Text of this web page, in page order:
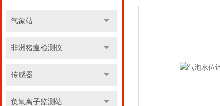
气象站
非洲猪瘟检测仪
传感器
负氧离子监测站